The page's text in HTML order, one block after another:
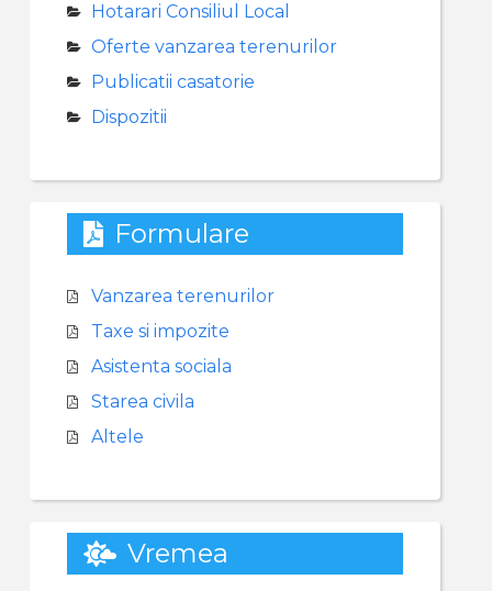
Hotarari Consiliul Local
Oferte vanzarea terenurilor
Publicatii casatorie
Dispozitii
Formulare
Vanzarea terenurilor
Taxe si impozite
Asistenta sociala
Starea civila
Altele
Vremea